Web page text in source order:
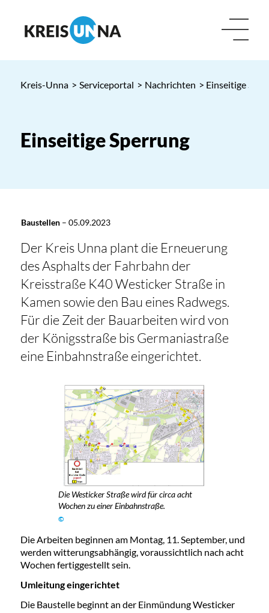
Kreis-Unna > Serviceportal > Nachrichten > Einseitige
Einseitige Sperrung
Baustellen– 05.09.2023
Der Kreis Unna plant die Erneuerung
des Asphalts der Fahrbahn der
Kreisstraße K40 Westicker Straße in
Kamen sowie den Bau eines Radwegs.
Für die Zeit der Bauarbeiten wird von
der Königsstraße bis Germaniastraße
eine Einbahnstraße eingerichtet.
Die Westicker Straße wird für circa acht
Wochen zu einer Einbahnstraße.
©
Die Arbeiten beginnen am Montag, 11. September, und
werden witterungsabhängig, voraussichtlich nach acht
Wochen fertiggestellt sein.
Umleitung eingerichtet
Die Baustelle beginnt an der Einmündung Westicker